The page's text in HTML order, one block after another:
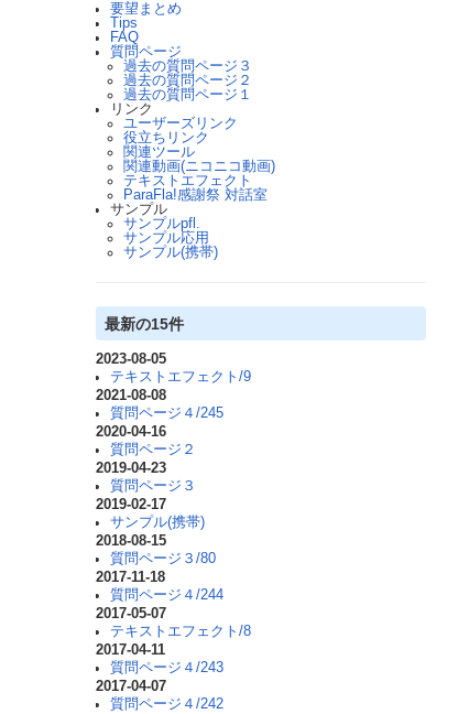
要望まとめ
Tips
FAQ
質問ページ
過去の質問ページ３
過去の質問ページ２
過去の質問ページ１
リンク
ユーザーズリンク
役立ちリンク
関連ツール
関連動画(ニコニコ動画)
テキストエフェクト
ParaFla!感謝祭 対話室
サンプル
サンプルpfl.
サンプル応用
サンプル(携帯)
最新の15件
2023-08-05
テキストエフェクト/9
2021-08-08
質問ページ４/245
2020-04-16
質問ページ２
2019-04-23
質問ページ３
2019-02-17
サンプル(携帯)
2018-08-15
質問ページ３/80
2017-11-18
質問ページ４/244
2017-05-07
テキストエフェクト/8
2017-04-11
質問ページ４/243
2017-04-07
質問ページ４/242